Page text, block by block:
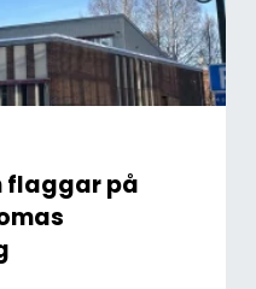
flaggar på